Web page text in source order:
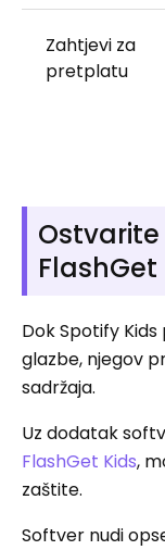
Zahtjevi za
pretplatu
FlashGet
Dok Spotify
glazbe, njegov
sadržaja.
Uz dodatak
FlashGet Kids,
zaštite.
Softver nudi